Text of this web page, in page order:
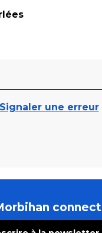
Signaler une erreur